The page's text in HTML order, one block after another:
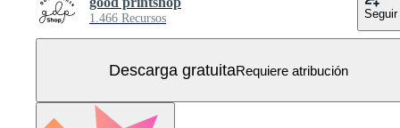
1.466 Recursos Seguir
Descarga gratuitaRequiere atribución